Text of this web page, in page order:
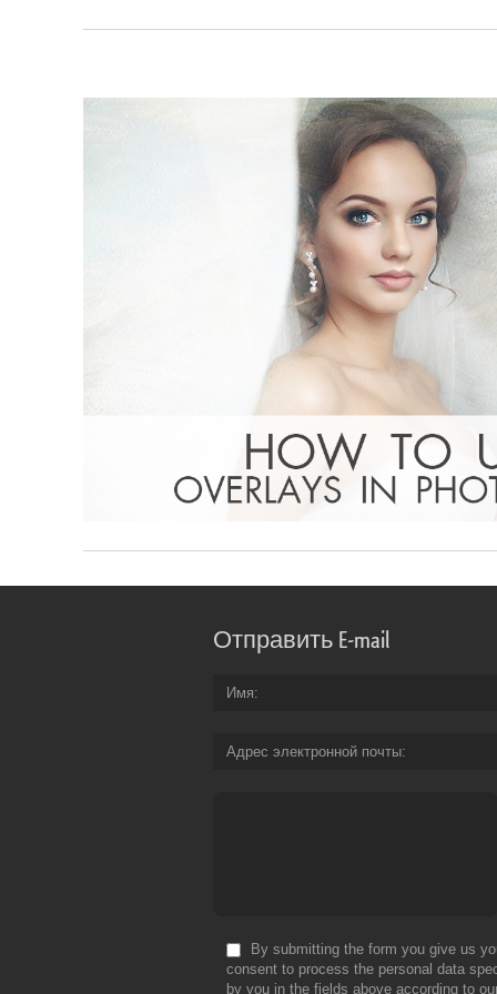
Отправить E-mail
Имя
Адрес электронной почты
By submitting the form you give us
consent to process the personal data
by you in the fields above according to